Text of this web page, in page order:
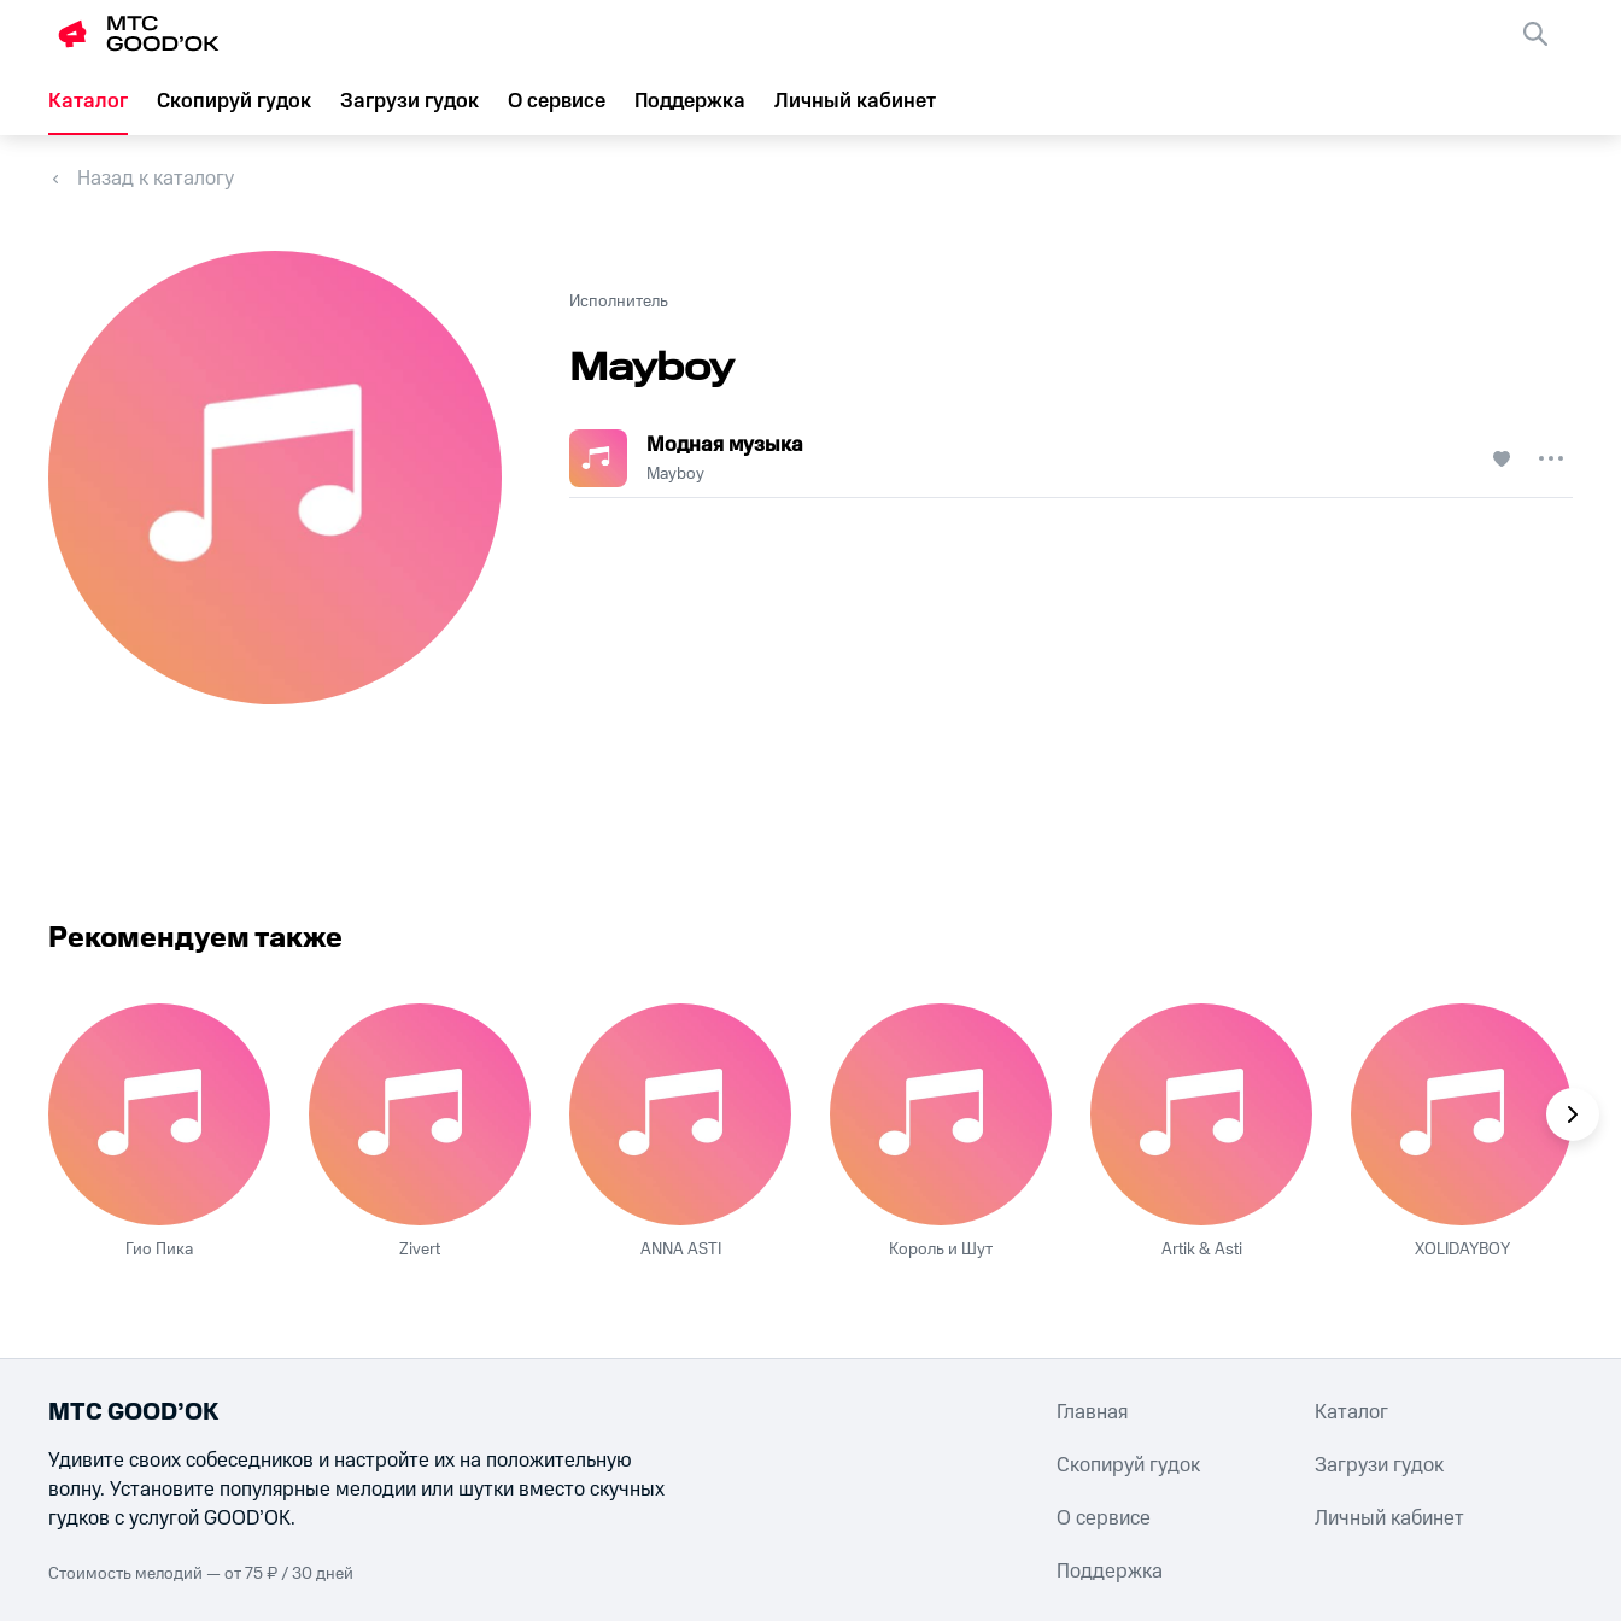
Каталог Скопируй гудок Загрузи гудок О сервисе Поддержка Личный кабинет
Назад к каталогу
Исполнитель
Mayboy
Модная музыка
Mayboy
Рекомендуем также
Гио Пика Zivert ANNA ASTI Король и Шут Artik & Asti XOLIDAYBOY
МТС GOOD’OK
Удивите своих собеседников и настройте их на положительную
волну. Установите популярные мелодии или шутки вместо скучных
гудков с услугой GOOD’OK.
Стоимость мелодий — от 75 ₽ / 30 дней
Главная Каталог
Скопируй гудок Загрузи гудок
О сервисе Личный кабинет
Поддержка